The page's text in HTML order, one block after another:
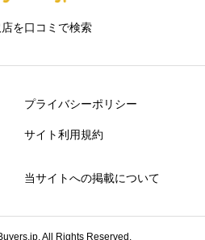
を口コミで検索
プライバシーポリシー
サイト利用規約
当サイトへの掲載について
All Rights Reserved.